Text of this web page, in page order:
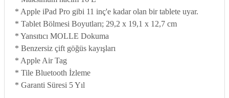
* Apple iPad Pro gibi 11 inç'e kadar olan bir tablete uyar.
* Tablet Bölmesi Boyutları; 29,2 x 19,1 x 12,7 cm
* Yansıtıcı MOLLE Dokuma
* Benzersiz çift göğüs kayışları
* Apple Air Tag
* Tile Bluetooth İzleme
* Garanti Süresi 5 Yıl